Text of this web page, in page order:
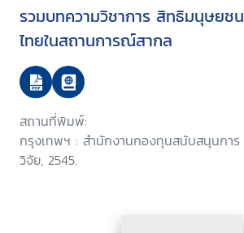
รวมบทความวิชาการ สิทธิมนุษยชน
ไทยในสถานการณ์สากล
สถานที่พิมพ์:
กรุงเทพฯ : สำนักงานกองทุนสนับสนุนการ
วิจัย, 2545.